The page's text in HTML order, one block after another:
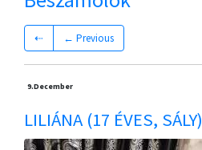
⇠ ← Previous
9.December
LILIÁNA (17 ÉVES, SÁLY)